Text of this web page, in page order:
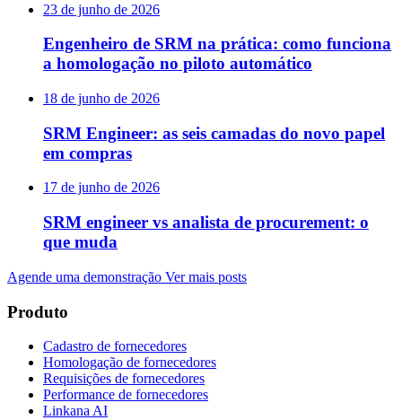
23 de junho de 2026
Engenheiro de SRM na prática: como funciona
a homologação no piloto automático
18 de junho de 2026
SRM Engineer: as seis camadas do novo papel
em compras
17 de junho de 2026
SRM engineer vs analista de procurement: o
que muda
Agende uma demonstração Ver mais posts
Produto
Cadastro de fornecedores
Homologação de fornecedores
Requisições de fornecedores
Performance de fornecedores
Linkana AI